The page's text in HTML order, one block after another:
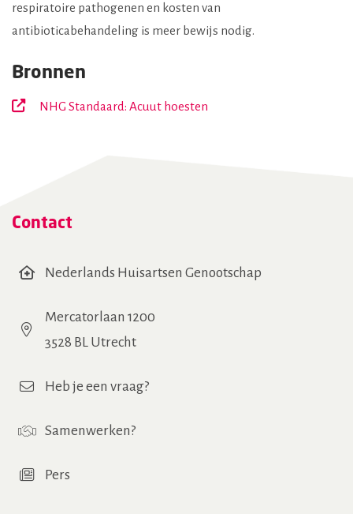
respiratoire pathogenen en kosten van
antibioticabehandeling is meer bewijs nodig.
Bronnen
NHG Standaard: Acuut hoesten
Contact
Nederlands Huisartsen Genootschap
Mercatorlaan 1200
3528 BL Utrecht
Heb je een vraag?
Samenwerken?
Pers